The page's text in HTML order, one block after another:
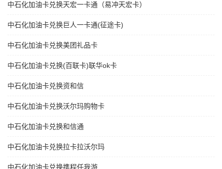
中石化加油卡兑换天宏一卡通（易冲天宏卡）
中石化加油卡兑换巨人一卡通(征途卡)
中石化加油卡兑换美团礼品卡
中石化加油卡兑换(百联卡)联华ok卡
中石化加油卡兑换资和信
中石化加油卡兑换沃尔玛购物卡
中石化加油卡兑换和信通
中石化加油卡兑换拉卡拉沃尔玛
中石化加油卡兑换携程任我游